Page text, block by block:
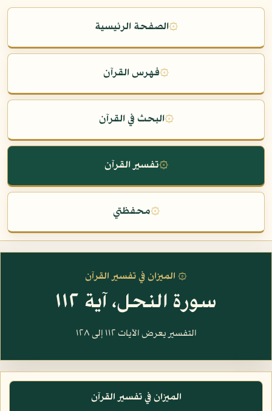
۞الصفحة الرئيسية
۞فهرس القرآن
۞البحث في القرآن
۞تفسير القرآن
۞محفظتي
۞ الميزان في تفسير القرآن
سورة النحل، آية ١١٢
التفسير يعرض الآيات ١١٢ إلى ١٢٨
الميزان في تفسير القرآن